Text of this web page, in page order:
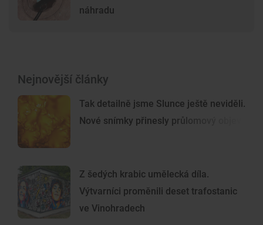
náhradu
Nejnovější články
Tak detailně jsme Slunce ještě neviděli.
Nové snímky přinesly průlomový objev
Z šedých krabic umělecká díla.
Výtvarníci proměnili deset trafostanic
ve Vinohradech